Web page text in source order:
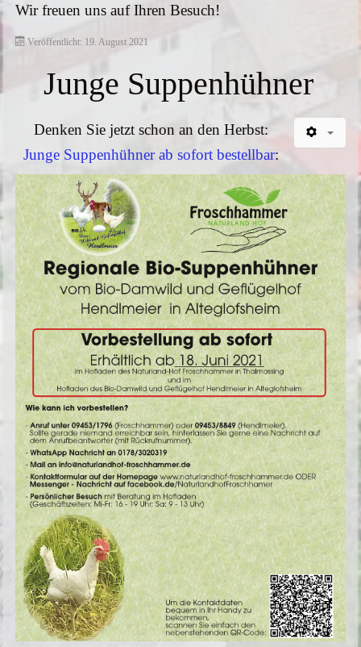
Wir freuen uns auf Ihren Besuch!
Veröffentlicht: 19. August 2021
Junge Suppenhühner
Denken Sie jetzt schon an den Herbst:
Junge Suppenhühner ab sofort bestellbar: